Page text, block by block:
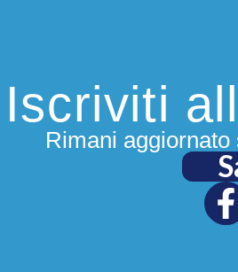
Iscriviti
Rimani